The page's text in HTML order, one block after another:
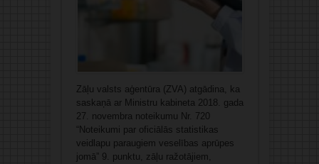
Zāļu valsts aģentūra (ZVA) atgādina, ka
saskaņā ar Ministru kabineta 2018. gada
27. novembra noteikumu Nr. 720
“Noteikumi par oficiālās statistikas
veidlapu paraugiem veselības aprūpes
jomā” 9. punktu, zāļu ražotājiem,